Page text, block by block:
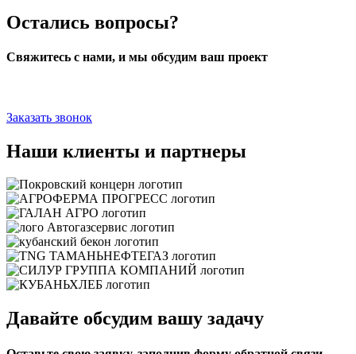
Остались вопросы?
Свяжитесь с нами, и мы обсудим ваш проект
Заказать звонок
Наши клиенты и партнеры
Давайте обсудим вашу задачу